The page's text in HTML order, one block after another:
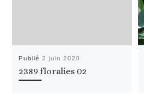
Publié 2 juin 2020
2389 floralies 02